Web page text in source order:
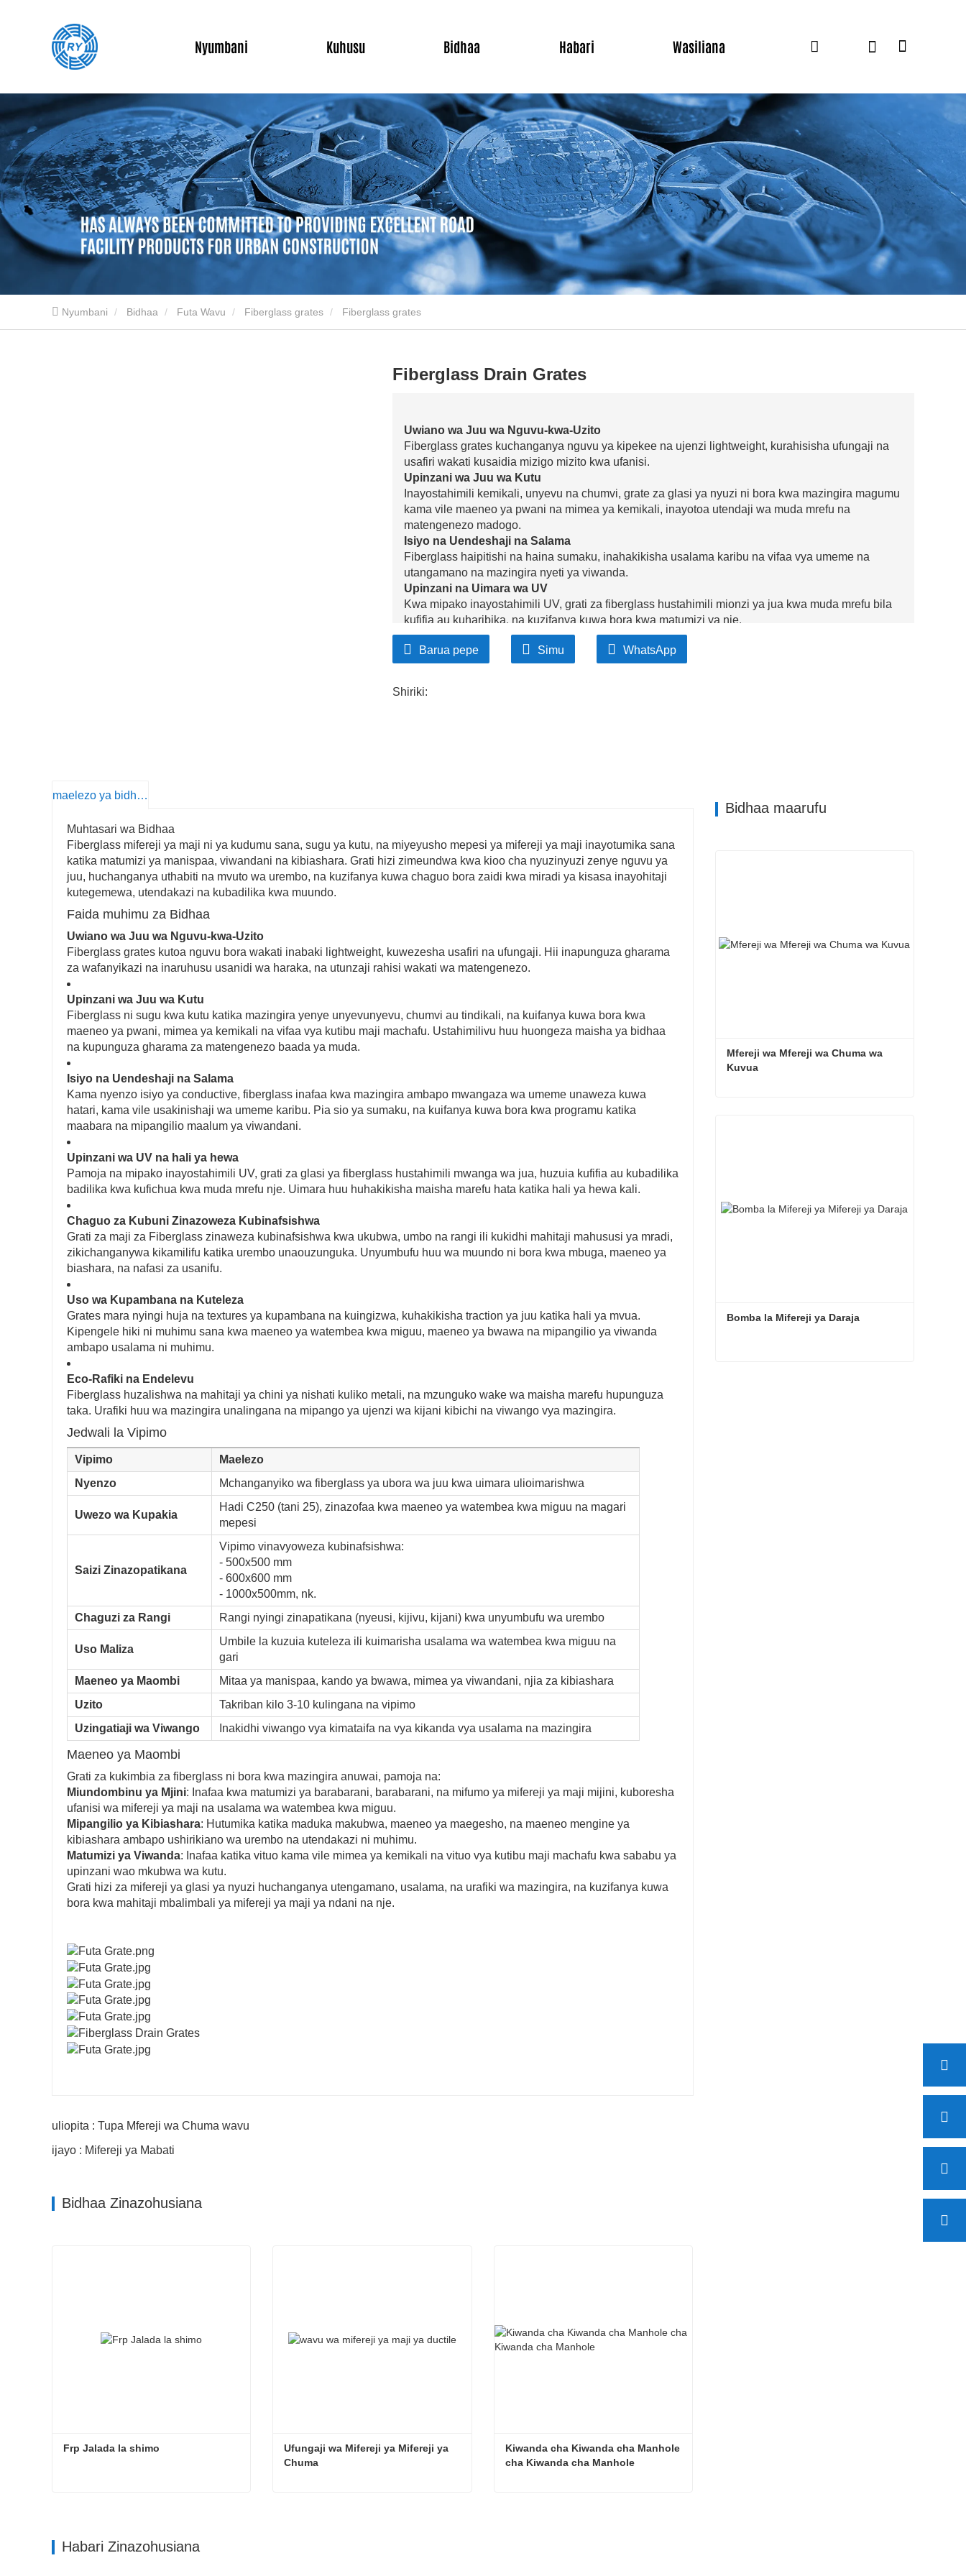
Nyumbani Kuhusu Bidhaa Habari Wasiliana
Nyumbani Bidhaa Futa Wavu Fiberglass grates Fiberglass grates
Fiberglass Drain Grates
Uwiano wa Juu wa Nguvu-kwa-Uzito
Fiberglass grates kuchanganya nguvu ya kipekee na ujenzi lightweight, kurahisisha ufungaji na
usafiri wakati kusaidia mizigo mizito kwa ufanisi.
Upinzani wa Juu wa Kutu
Inayostahimili kemikali, unyevu na chumvi, grate za glasi ya nyuzi ni bora kwa mazingira magumu
kama vile maeneo ya pwani na mimea ya kemikali, inayotoa utendaji wa muda mrefu na
matengenezo madogo.
Isiyo na Uendeshaji na Salama
Fiberglass haipitishi na haina sumaku, inahakikisha usalama karibu na vifaa vya umeme na
utangamano na mazingira nyeti ya viwanda.
Upinzani na Uimara wa UV
Kwa mipako inayostahimili UV, grati za fiberglass hustahimili mionzi ya jua kwa muda mrefu bila
kufifia au kuharibika, na kuzifanya kuwa bora kwa matumizi ya nje.
Inayostahimili kuteleza na Inayoweza Kubinafsishwa
Nyuso zilizo na maandishi huimarisha usalama, ilhali saizi, maumbo na rangi mbalimbali
huruhusu suluhu zilizoundwa zinazochanganya utendakazi na mvuto wa urembo.
Barua pepe Simu WhatsApp
Shiriki:
maelezo ya bidhaa
Muhtasari wa Bidhaa
Fiberglass mifereji ya maji ni ya kudumu sana, sugu ya kutu, na miyeyusho mepesi ya mifereji ya maji inayotumika sana
katika matumizi ya manispaa, viwandani na kibiashara. Grati hizi zimeundwa kwa kioo cha nyuzinyuzi zenye nguvu ya
juu, huchanganya uthabiti na mvuto wa urembo, na kuzifanya kuwa chaguo bora zaidi kwa miradi ya kisasa inayohitaji
kutegemewa, utendakazi na kubadilika kwa muundo.
Faida muhimu za Bidhaa
Uwiano wa Juu wa Nguvu-kwa-Uzito
Fiberglass grates kutoa nguvu bora wakati inabaki lightweight, kuwezesha usafiri na ufungaji. Hii inapunguza gharama
za wafanyikazi na inaruhusu usanidi wa haraka, na utunzaji rahisi wakati wa matengenezo.
Upinzani wa Juu wa Kutu
Fiberglass ni sugu kwa kutu katika mazingira yenye unyevunyevu, chumvi au tindikali, na kuifanya kuwa bora kwa
maeneo ya pwani, mimea ya kemikali na vifaa vya kutibu maji machafu. Ustahimilivu huu huongeza maisha ya bidhaa
na kupunguza gharama za matengenezo baada ya muda.
Isiyo na Uendeshaji na Salama
Kama nyenzo isiyo ya conductive, fiberglass inafaa kwa mazingira ambapo mwangaza wa umeme unaweza kuwa
hatari, kama vile usakinishaji wa umeme karibu. Pia sio ya sumaku, na kuifanya kuwa bora kwa programu katika
maabara na mipangilio maalum ya viwandani.
Upinzani wa UV na hali ya hewa
Pamoja na mipako inayostahimili UV, grati za glasi ya fiberglass hustahimili mwanga wa jua, huzuia kufifia au kubadilika
badilika kwa kufichua kwa muda mrefu nje. Uimara huu huhakikisha maisha marefu hata katika hali ya hewa kali.
Chaguo za Kubuni Zinazoweza Kubinafsishwa
Grati za maji za Fiberglass zinaweza kubinafsishwa kwa ukubwa, umbo na rangi ili kukidhi mahitaji mahususi ya mradi,
zikichanganywa kikamilifu katika urembo unaouzunguka. Unyumbufu huu wa muundo ni bora kwa mbuga, maeneo ya
biashara, na nafasi za usanifu.
Uso wa Kupambana na Kuteleza
Grates mara nyingi huja na textures ya kupambana na kuingizwa, kuhakikisha traction ya juu katika hali ya mvua.
Kipengele hiki ni muhimu sana kwa maeneo ya watembea kwa miguu, maeneo ya bwawa na mipangilio ya viwanda
ambapo usalama ni muhimu.
Eco-Rafiki na Endelevu
Fiberglass huzalishwa na mahitaji ya chini ya nishati kuliko metali, na mzunguko wake wa maisha marefu hupunguza
taka. Urafiki huu wa mazingira unalingana na mipango ya ujenzi wa kijani kibichi na viwango vya mazingira.
Jedwali la Vipimo
Vipimo
Maelezo
Nyenzo
Mchanganyiko wa fiberglass ya ubora wa juu kwa uimara ulioimarishwa
Uwezo wa Kupakia
Hadi C250 (tani 25), zinazofaa kwa maeneo ya watembea kwa miguu na magari
mepesi
Saizi Zinazopatikana
Vipimo vinavyoweza kubinafsishwa:
- 500x500 mm
- 600x600 mm
- 1000x500mm, nk.
Chaguzi za Rangi
Rangi nyingi zinapatikana (nyeusi, kijivu, kijani) kwa unyumbufu wa urembo
Uso Maliza
Umbile la kuzuia kuteleza ili kuimarisha usalama wa watembea kwa miguu na
gari
Maeneo ya Maombi
Mitaa ya manispaa, kando ya bwawa, mimea ya viwandani, njia za kibiashara
Uzito
Takriban kilo 3-10 kulingana na vipimo
Uzingatiaji wa Viwango
Inakidhi viwango vya kimataifa na vya kikanda vya usalama na mazingira
Maeneo ya Maombi
Grati za kukimbia za fiberglass ni bora kwa mazingira anuwai, pamoja na:
Miundombinu ya Mjini: Inafaa kwa matumizi ya barabarani, barabarani, na mifumo ya mifereji ya maji mijini, kuboresha
ufanisi wa mifereji ya maji na usalama wa watembea kwa miguu.
Mipangilio ya Kibiashara: Hutumika katika maduka makubwa, maeneo ya maegesho, na maeneo mengine ya
kibiashara ambapo ushirikiano wa urembo na utendakazi ni muhimu.
Matumizi ya Viwanda: Inafaa katika vituo kama vile mimea ya kemikali na vituo vya kutibu maji machafu kwa sababu ya
upinzani wao mkubwa wa kutu.
Grati hizi za mifereji ya glasi ya nyuzi huchanganya utengamano, usalama, na urafiki wa mazingira, na kuzifanya kuwa
bora kwa mahitaji mbalimbali ya mifereji ya maji ya ndani na nje.
uliopita : Tupa Mfereji wa Chuma wavu
ijayo : Mifereji ya Mabati
Bidhaa Zinazohusiana
Frp Jalada la shimo
Ufungaji wa Mifereji ya Mifereji ya
Chuma
Kiwanda cha Kiwanda cha Manhole
cha Kiwanda cha Manhole
Habari Zinazohusiana
Bidhaa maarufu
Mfereji wa Mfereji wa Chuma wa
Kuvua
Bomba la Mifereji ya Daraja